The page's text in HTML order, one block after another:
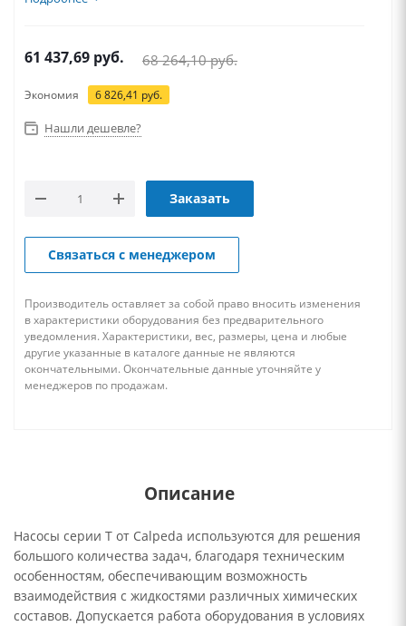
61 437,69 руб. 68 264,10руб.
Экономия 6 826,41 руб.
Нашли дешевле?
Заказать
Связаться с менеджером
Производитель оставляет за собой право вносить изменения
в характеристики оборудования без предварительного
уведомления. Характеристики, вес, размеры, цена и любые
другие указанные в каталоге данные не являются
окончательными. Окончательные данные уточняйте у
менеджеров по продажам.
Описание
Насосы серии T от Calpeda используются для решения
большого количества задач, благодаря техническим
особенностям, обеспечивающим возможность
взаимодействия с жидкостями различных химических
составов. Допускается работа оборудования в условиях